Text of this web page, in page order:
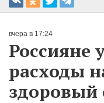
вчера в 17:24
Россияне
расходы
здоровый